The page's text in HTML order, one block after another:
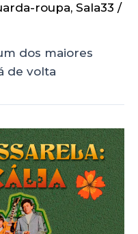
roupa, Sala33 /
dos maiores
de volta